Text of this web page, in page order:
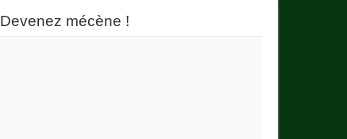
Devenez mécène !